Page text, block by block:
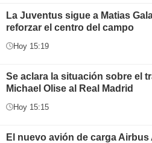
La Juventus sigue a Matias
reforzar el centro del campo
Hoy 15:19
Se aclara la situación sobre el
Michael Olise al Real Madrid
Hoy 15:15
El nuevo avión de carga Airbus